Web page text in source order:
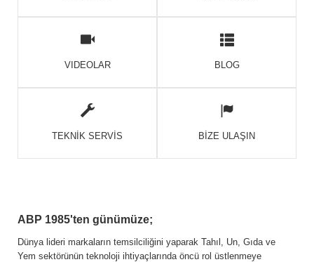
VIDEOLAR BLOG
TEKNİK SERVİS BİZE ULAŞIN
ABP 1985'ten günümüze;
Dünya lideri markaların temsilciliğini yaparak Tahıl, Un, Gıda ve
Yem sektörünün teknoloji ihtiyaçlarında öncü rol üstlenmeye